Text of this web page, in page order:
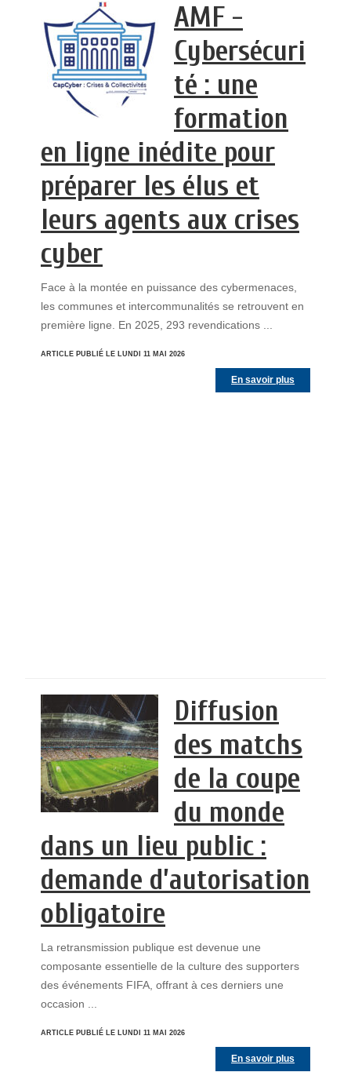
AMF -
Cybersécuri
té : une
formation
en ligne inédite pour
préparer les élus et
leurs agents aux crises
cyber
Face à la montée en puissance des cybermenaces,
les communes et intercommunalités se retrouvent en
première ligne. En 2025, 293 revendications ...
ARTICLE PUBLIÉ LE LUNDI 11 MAI 2026
En savoir plus
Diffusion
des matchs
de la coupe
du monde
dans un lieu public :
demande d’autorisation
obligatoire
La retransmission publique est devenue une
composante essentielle de la culture des supporters
des événements FIFA, offrant à ces derniers une
occasion ...
ARTICLE PUBLIÉ LE LUNDI 11 MAI 2026
En savoir plus